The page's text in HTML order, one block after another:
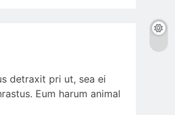
detraxit pri ut, sea ei
Eum harum animal